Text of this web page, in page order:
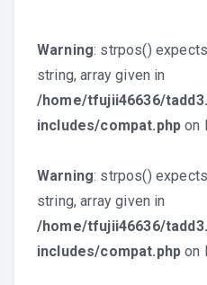
Warning: strpos()
string, array given in
/home/tfujii46636/
includes/compat.php on
Warning: strpos()
string, array given in
/home/tfujii46636/
includes/compat.php on